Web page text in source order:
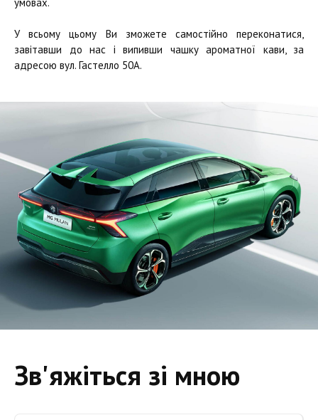
У всьому цьому Ви зможете самостійно переконатися,
завітавши до нас і випивши чашку ароматної кави, за
адресою вул. Гастелло 50А.
Зв'яжіться зі мною